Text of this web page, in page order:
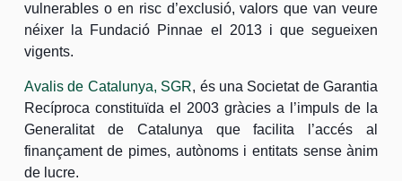
vulnerables o en risc d’exclusió, valors que van veure
néixer la Fundació Pinnae el 2013 i que segueixen
vigents.
Avalis de Catalunya, SGR, és una Societat de Garantia
Recíproca constituïda el 2003 gràcies a l’impuls de la
Generalitat de Catalunya que facilita l’accés al
finançament de pimes, autònoms i entitats sense ànim
de lucre.